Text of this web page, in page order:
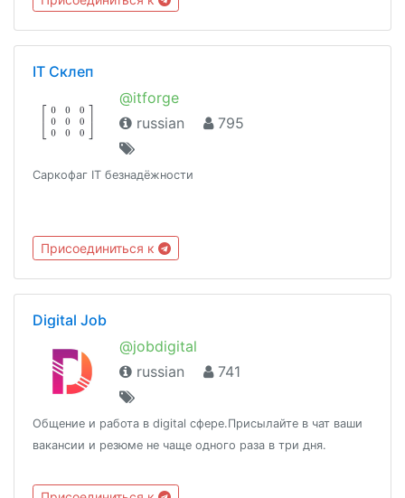
IT Склеп
@itforge
russian
795
Саркофаг IT безнадёжности
Присоединиться к
Digital Job
@jobdigital
russian
741
Общение и работа в digital сфере.Присылайте в чат ваши
вакансии и резюме не чаще одного раза в три дня.